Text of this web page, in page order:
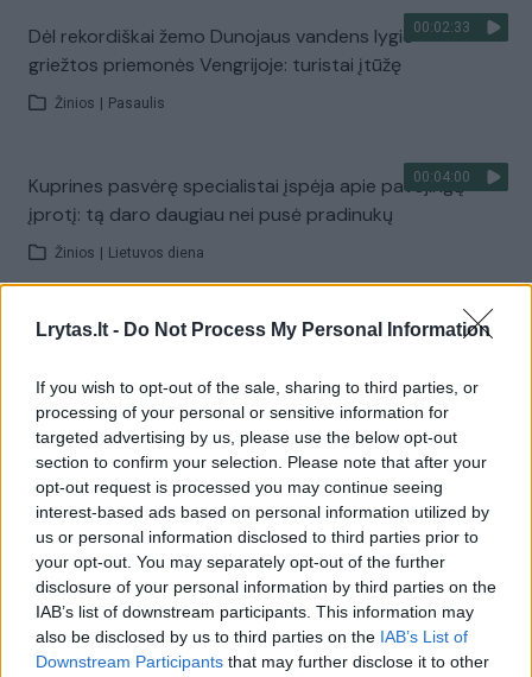
Lrytas.lt - Do Not Process My Personal Information
If you wish to opt-out of the sale, sharing to third parties, or
processing of your personal or sensitive information for
targeted advertising by us, please use the below opt-out
section to confirm your selection. Please note that after your
opt-out request is processed you may continue seeing
interest-based ads based on personal information utilized by
us or personal information disclosed to third parties prior to
your opt-out. You may separately opt-out of the further
disclosure of your personal information by third parties on the
IAB’s list of downstream participants. This information may
also be disclosed by us to third parties on the IAB’s List of
Downstream Participants that may further disclose it to other
00:02:33
Dėl rekordiškai žemo Dunojaus vandens lygio –
griežtos priemonės Vengrijoje: turistai įtūžę
Žinios Pasaulis
00:04:00
Kuprines pasvėrę specialistai įspėja apie pavojingą
įprotį: tą daro daugiau nei pusė pradinukų
Žinios Lietuvos diena
Visi įrašai
Žiūrimiausi įrašai
00:00:30
Vaizdai iš tragiškos avarijos Vilniaus r.: dviejų moterų ir
vaiko gyvybių išgelbėti nepavyko
Žinios Lietuvos diena
00:00:57